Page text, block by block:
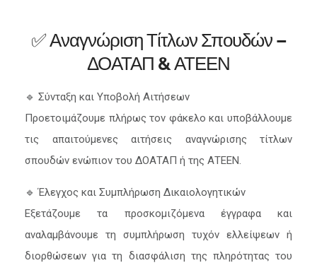
✅ Αναγνώριση Τίτλων Σπουδών –
ΔΟΑΤΑΠ & ΑΤΕΕΝ
🔹 Σύνταξη και Υποβολή Αιτήσεων
Προετοιμάζουμε πλήρως τον φάκελο και υποβάλλουμε
τις απαιτούμενες αιτήσεις αναγνώρισης τίτλων
σπουδών ενώπιον του ΔΟΑΤΑΠ ή της ΑΤΕΕΝ.
🔹 Έλεγχος και Συμπλήρωση Δικαιολογητικών
Εξετάζουμε τα προσκομιζόμενα έγγραφα και
αναλαμβάνουμε τη συμπλήρωση τυχόν ελλείψεων ή
διορθώσεων για τη διασφάλιση της πληρότητας του